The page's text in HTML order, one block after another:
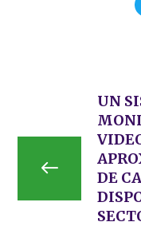
UN
DE